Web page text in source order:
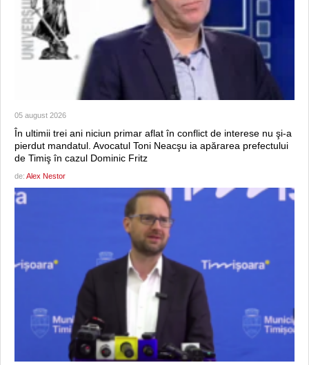
05 august 2026
În ultimii trei ani niciun primar aflat în conflict de interese nu şi-a
pierdut mandatul. Avocatul Toni Neacşu ia apărarea prefectului
de Timiş în cazul Dominic Fritz
de: Alex Nestor